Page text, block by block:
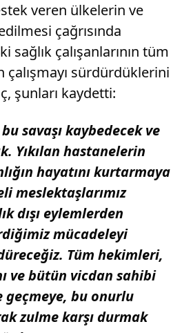
veren ülkelerin ve
çağrısında
sağlık çalışanlarının tüm
sürdürdüklerini
şunları kaydetti:
savaşı kaybedecek ve
Yıkılan hastanelerin
hayatını kurtarmaya
meslektaşlarımız
dışı eylemlerden
mücadeleyi
Tüm hekimleri,
ve bütün vicdan sahibi
geçmeye, bu onurlu
zulme karşı durmak